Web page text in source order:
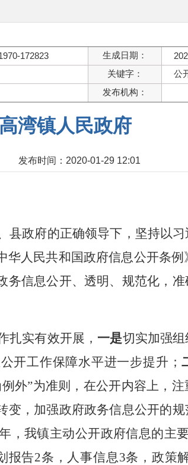
172823 生成日期：
关键字：
公
发布机构：
高湾镇人民政府
发布时间：2020-01-29 12:01
县政府的正确领导下，坚持以
华人民共和国政府信息公开条
务信息公开、透明、规范化，
扎实有效开展， 一是切实加强组
开工作保障水平进一步提升；
外”为准则，在公开内容上，
变 ， 加强政府政务信息公开的
，我镇主动公开政府信息的主
报告2条， 人事信息3条， 政策